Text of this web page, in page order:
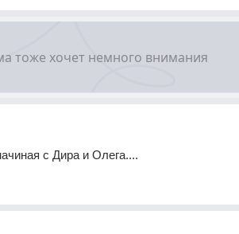
с Дира и Олега....